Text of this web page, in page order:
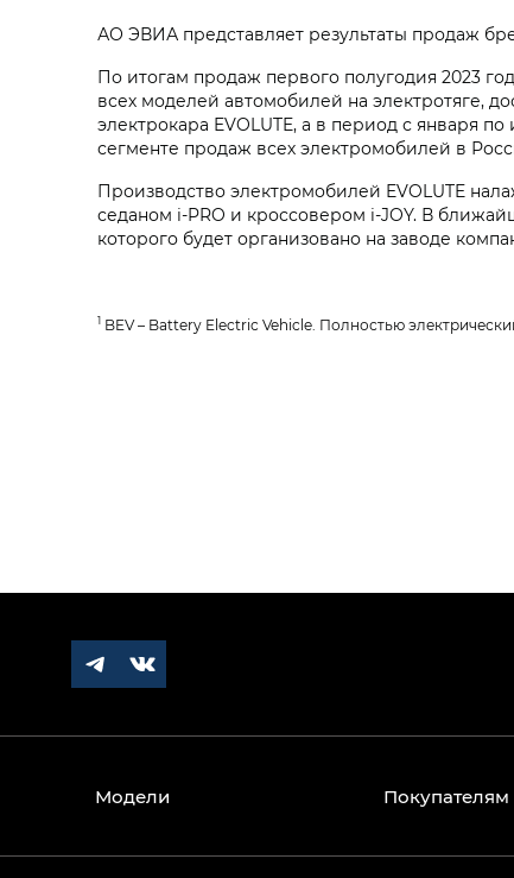
АО ЭВИА представляет результаты продаж
По итогам продаж первого полугодия 2023
всех моделей автомобилей на электротяге,
электрокара EVOLUTE, а в период с января
сегменте продаж всех электромобилей в
Производство электромобилей EVOLUTE
седаном i‑PRO и кроссовером i‑JOY. В
которого будет организовано на заводе
1 BEV – Battery Electric Vehicle. Полностью
Модели Покупателям